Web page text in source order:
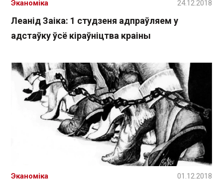
Леанід Заіка: 1 студзеня адпраўляем у
адстаўку ўсё кіраўніцтва краіны
Эканоміка 24.12.2018
Эканоміка 01.12.2018